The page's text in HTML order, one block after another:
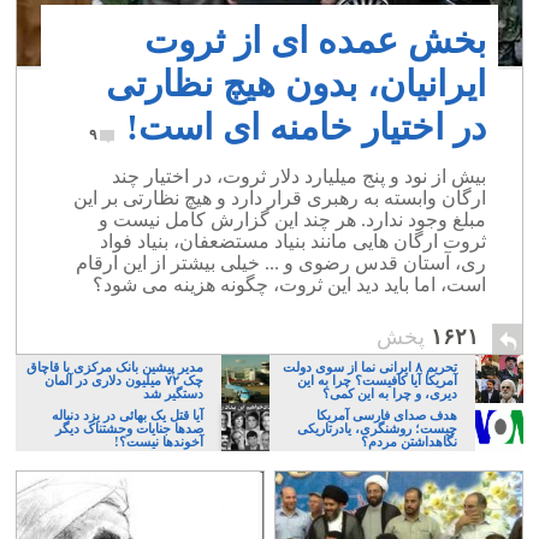
بخش عمده ای از ثروت
ایرانیان، بدون هیچ نظارتی
در اختیار خامنه ای است!
۹
بیش از نود و پنج میلیارد دلار ثروت، در اختیار چند
ارگان وابسته به رهبری قرار دارد و هیچ نظارتی بر این
مبلغ وجود ندارد. هر چند این گزارش کامل نیست و
ثروت ارگان هایی مانند بنیاد مستضعفان، بنیاد فواد
ری، آستان قدس رضوی و ... خیلی بیشتر از این ارقام
است، اما باید دید این ثروت، چگونه هزینه می شود؟
۱۶۲۱ پخش
تحریم ۸ ایرانی نما از سوی دولت
آمریکا آیا کافیست؟ چرا به این
دیری، و چرا به این کمی؟
مدیر پیشین بانک مرکزی با قاچاق
چک ۷۲ میلیون دلاری در آلمان
دستگیر شد
هدف صدای فارسی آمریکا
چیست؛ روشنگری، یادرتاریکی
نگاهداشتن مردم؟
آیا قتل یک بهائی در یزد دنباله
صدها جنایات وحشتناک دیگر
آخوندها نیست؟!